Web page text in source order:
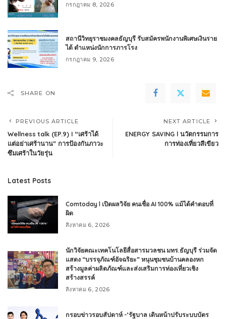
กรกฎาคม 8, 2026
สถานีวิทยุราชมงคลธัญบุรี รับสมัครพนักงานพิเศษเงินราย
ได้ ตำแหน่งนักการภารโรง
กรกฎาคม 9, 2026
SHARE ON
PREVIOUS ARTICLE
Wellness talk (EP.9) I “เศร้าได้
แต่อย่าเศร้านาน” การป้องกันภาวะ
ซึมเศร้าในวัยรุ่น
NEXT ARTICLE
ENERGY SAVING l นวัตกรรมการ
การท่องเที่ยวสีเขียว
Latest Posts
Comtoday l เปิดผลวิจัย คนเชื่อ AI 100% แม้ได้คำตอบที่
ผิด
สิงหาคม 6, 2026
นักวิจัยคณะเทคโนโลยีสื่อสารมวลชน มทร.ธัญบุรี ร่วมจัด
แสดง “บรรจุภัณฑ์อัจฉริยะ” หนุนชุมชนบ้านคลองหก
สร้างมูลค่าผลิตภัณฑ์และส่งเสริมการท่องเที่ยวเชิง
สร้างสรรค์
สิงหาคม 6, 2026
กรอบข่าวรอบสัปดาห์ -‘รัฐบาล เดินหน้าปรับระบบบัตร